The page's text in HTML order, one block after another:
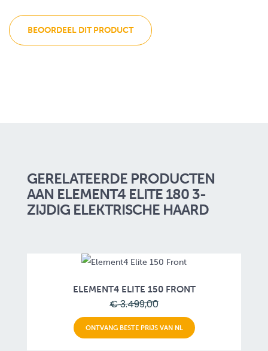
BEOORDEEL DIT PRODUCT
GERELATEERDE PRODUCTEN
AAN ELEMENT4 ELITE 180 3-
ZIJDIG ELEKTRISCHE HAARD
ELEMENT4 ELITE 150 FRONT
€ 3.499,00
ONTVANG BESTE PRIJS VAN NL